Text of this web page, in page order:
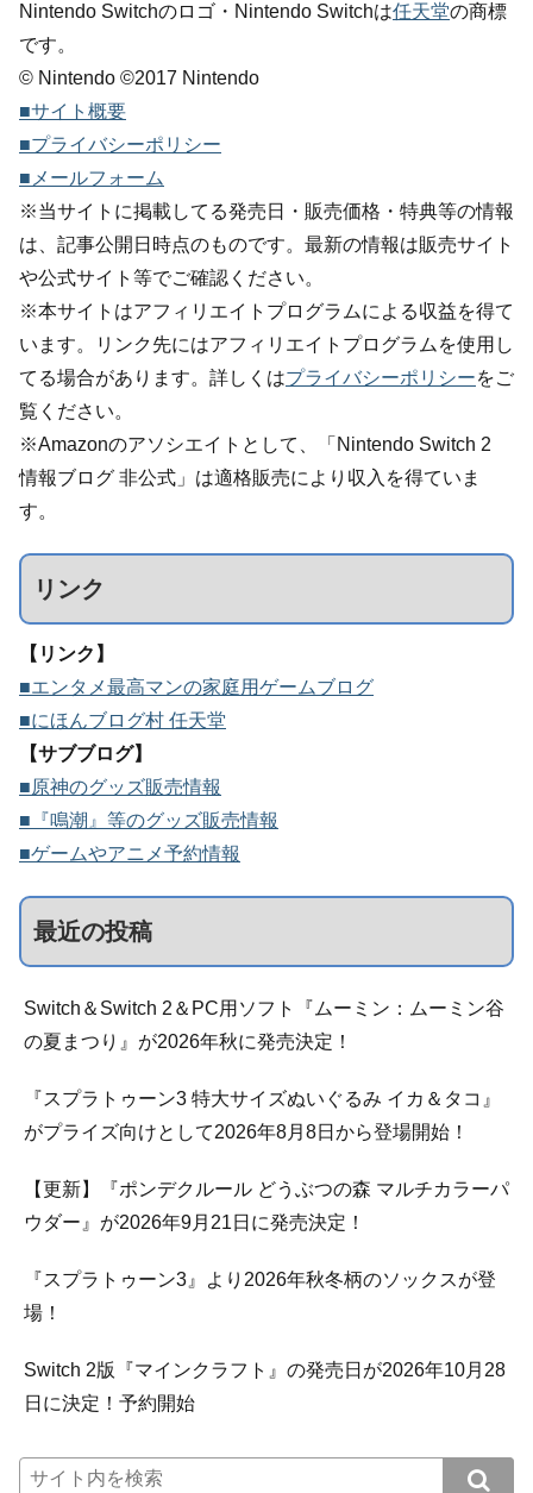
Nintendo Switchのロゴ・Nintendo Switchは任天堂の商標
です。
© Nintendo ©2017 Nintendo
■サイト概要
■プライバシーポリシー
■メールフォーム
※当サイトに掲載してる発売日・販売価格・特典等の情報
は、記事公開日時点のものです。最新の情報は販売サイト
や公式サイト等でご確認ください。
※本サイトはアフィリエイトプログラムによる収益を得て
います。リンク先にはアフィリエイトプログラムを使用し
てる場合があります。詳しくはプライバシーポリシーをご
覧ください。
※Amazonのアソシエイトとして、「Nintendo Switch 2
情報ブログ 非公式」は適格販売により収入を得ていま
す。
リンク
【リンク】
■エンタメ最高マンの家庭用ゲームブログ
■にほんブログ村 任天堂
【サブブログ】
■原神のグッズ販売情報
■『鳴潮』等のグッズ販売情報
■ゲームやアニメ予約情報
最近の投稿
Switch＆Switch 2＆PC用ソフト『ムーミン：ムーミン谷
の夏まつり』が2026年秋に発売決定！
『スプラトゥーン3 特大サイズぬいぐるみ イカ＆タコ』
がプライズ向けとして2026年8月8日から登場開始！
【更新】『ポンデクルール どうぶつの森 マルチカラーパ
ウダー』が2026年9月21日に発売決定！
『スプラトゥーン3』より2026年秋冬柄のソックスが登
場！
Switch 2版『マインクラフト』の発売日が2026年10月28
日に決定！予約開始